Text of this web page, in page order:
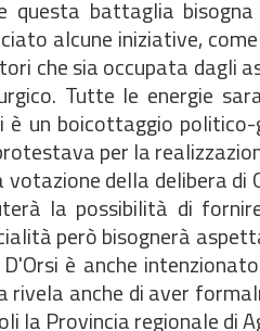
questa battaglia
alcune iniziative,
che sia occupata dagli
Tutte le energie
è un boicottaggio
per la
votazione della delibera
la possibilità di
però bisognerà
è anche
rivela anche di aver
la Provincia regionale di